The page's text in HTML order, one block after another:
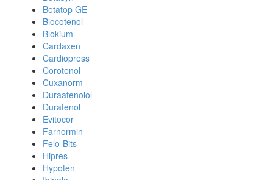
Betatop GE
Blocotenol
Blokium
Cardaxen
Cardiopress
Corotenol
Cuxanorm
Duraatenolol
Duratenol
Evitocor
Farnormin
Felo-Bits
Hipres
Hypoten